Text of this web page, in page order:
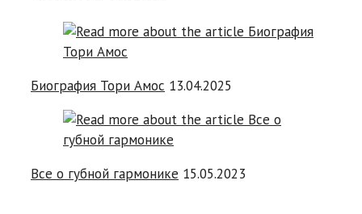
Биография Тори Амос 13.04.2025
Все о губной гармонике 15.05.2023